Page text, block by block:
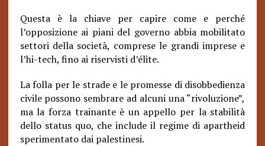
Questa è la chiave per capire come e perché
l’opposizione ai piani del governo abbia mobilitato
settori della società, comprese le grandi imprese e
l’hi-tech, fino ai riservisti d’élite.
La folla per le strade e le promesse di disobbedienza
civile possono sembrare ad alcuni una “rivoluzione”,
ma la forza trainante è un appello per la stabilità
dello status quo, che include il regime di apartheid
sperimentato dai palestinesi.